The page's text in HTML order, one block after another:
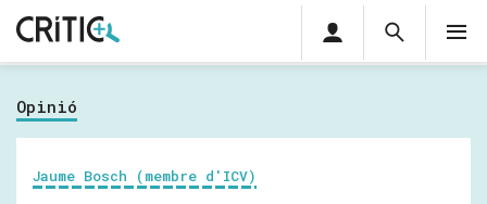
Cerca
Cerca
privada
Inicia sessió
Opinió
Jaume Bosch (membre d'ICV)